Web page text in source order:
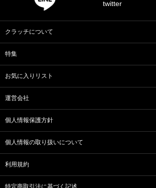
クラッチについて
特集
お気に入りリスト
運営会社
個人情報保護方針
個人情報の取り扱いについて
利用規約
特定商取引法に基づく記述